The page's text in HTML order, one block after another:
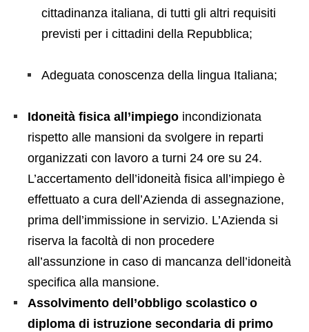
cittadinanza italiana, di tutti gli altri requisiti
previsti per i cittadini della Repubblica;
Adeguata conoscenza della lingua Italiana;
Idoneità fisica all’impiego incondizionata
rispetto alle mansioni da svolgere in reparti
organizzati con lavoro a turni 24 ore su 24.
L’accertamento dell’idoneità fisica all’impiego è
effettuato a cura dell’Azienda di assegnazione,
prima dell’immissione in servizio. L’Azienda si
riserva la facoltà di non procedere
all’assunzione in caso di mancanza dell’idoneità
specifica alla mansione.
Assolvimento dell’obbligo scolastico o
diploma di istruzione secondaria di primo